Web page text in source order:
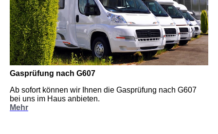
Gasprüfung nach G607
Ab sofort können wir Ihnen die Gasprüfung nach G607
bei uns im Haus anbieten.
Mehr